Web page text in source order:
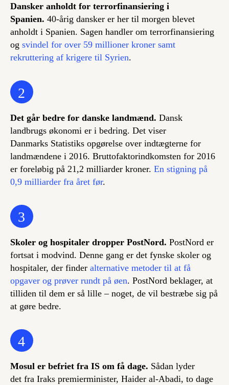
Dansker anholdt for terrorfinansiering i
Spanien. 40-årig dansker er her til morgen blevet
anholdt i Spanien. Sagen handler om terrorfinansiering
og svindel for over 59 millioner kroner samt
rekruttering af krigere til Syrien.
2
Det går bedre for danske landmænd. Dansk
landbrugs økonomi er i bedring. Det viser
Danmarks Statistiks opgørelse over indtægterne for
landmændene i 2016. Bruttofaktorindkomsten for 2016
er foreløbig på 21,2 milliarder kroner. En stigning på
0,9 milliarder fra året før.
3
Skoler og hospitaler dropper PostNord. PostNord er
fortsat i modvind. Denne gang er det fynske skoler og
hospitaler, der finder alternative metoder til at få
opgaver og prøver rundt på øen. PostNord beklager, at
tilliden til dem er så lille – noget, de vil bestræbe sig på
at gøre bedre.
4
Mosul er befriet fra IS om få dage. Sådan lyder
det fra Iraks premierminister, Haider al-Abadi, to dage